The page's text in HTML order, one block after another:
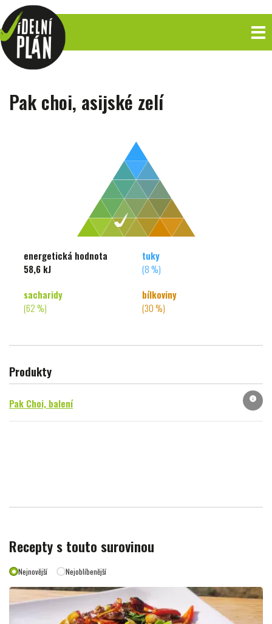
Pak choi, asijské zelí
energetická hodnota
58,6 kJ
tuky
(8 %)
sacharidy
(62 %)
bílkoviny
(30 %)
Produkty
Pak Choi, balení info
Recepty s touto surovinou
Nejnovější Nejoblíbenější